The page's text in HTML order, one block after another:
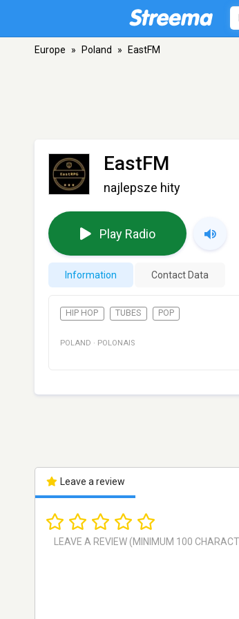
Europe » Poland » EastFM
EastFM
najlepsze hity
Play Radio
Information Contact Data
HIP HOP TUBES POP
POLAND · POLONAIS
Leave a review